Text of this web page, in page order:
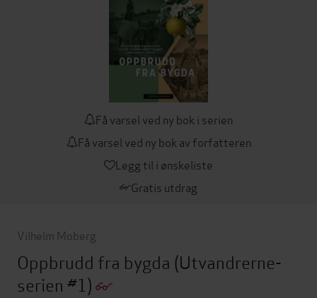
Få varsel ved ny bok i serien
Få varsel ved ny bok av forfatteren
Legg til i ønskeliste
Gratis utdrag
Vilhelm Moberg
Oppbrudd fra bygda (Utvandrerne-
serien #1)